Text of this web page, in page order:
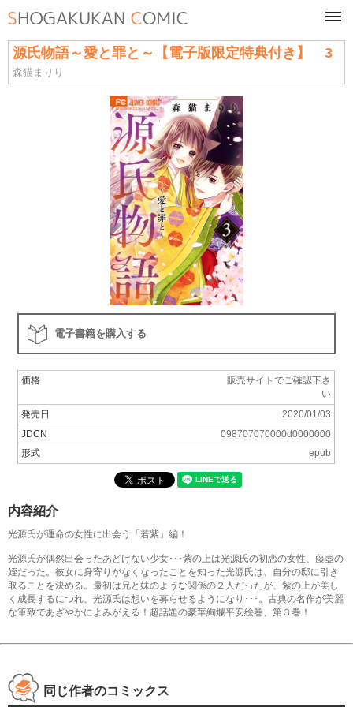
源氏物語～愛と罪と～【電子版限定特典付き】 3
森猫まりり
電子書籍を購入する
価格
販売サイトでご確認下さ
い
発売日
2020/01/03
JDCN
098707070000d0000000
形式
epub
内容紹介
光源氏が運命の女性に出会う「若紫」編！
光源氏が偶然出会ったあどけない少女･･･紫の上は光源氏の初恋の女性、藤壺の
姪だった。彼女に身寄りがなくなったことを知った光源氏は、自分の邸に引き
取ることを決める。最初は兄と妹のような関係の２人だったが、紫の上が美し
く成長するにつれ、光源氏は想いを募らせるようになり･･･。古典の名作が美麗
な筆致であざやかによみがえる！超話題の豪華絢爛平安絵巻、第３巻！
同じ作者のコミックス